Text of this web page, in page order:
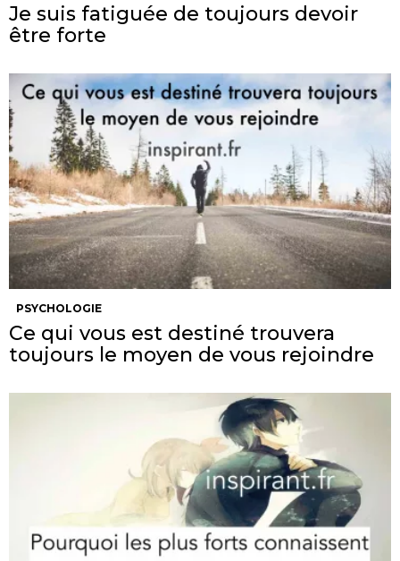
Je suis fatiguée de toujours devoir
être forte
PSYCHOLOGIE
Ce qui vous est destiné trouvera
toujours le moyen de vous rejoindre